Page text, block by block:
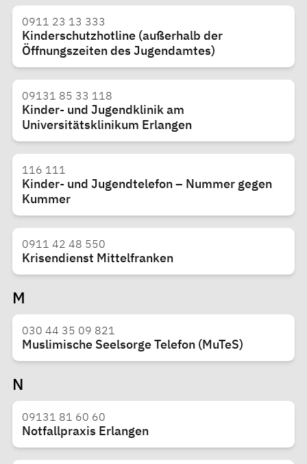
0911 23 13 333
Kinderschutzhotline (außerhalb der
Öffnungszeiten des Jugendamtes)
09131 85 33 118
Kinder- und Jugendklinik am
Universitätsklinikum Erlangen
116 111
Kinder- und Jugendtelefon – Nummer gegen
Kummer
0911 42 48 550
Krisendienst Mittelfranken
M
030 44 35 09 821
Muslimische Seelsorge Telefon (MuTeS)
N
09131 81 60 60
Notfallpraxis Erlangen